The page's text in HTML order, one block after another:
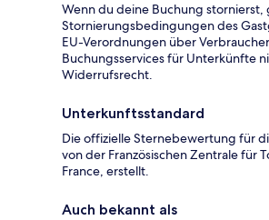
Wenn du deine Buchung stornierst,
Stornierungsbedingungen des
EU-Verordnungen über
Buchungsservices für Unterkünfte
Widerrufsrecht.
Unterkunftsstandard
Die offizielle Sternebewertung für
von der Französischen Zentrale für
France, erstellt.
Auch bekannt als